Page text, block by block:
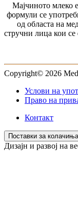
За
Мајчиното млеко
формули се
од областа на
стручни лица кои се
Copyright© 2026
Услови на
Право на
Контакт
Поставки за колачиња
Дизајн и развој на